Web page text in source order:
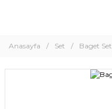
Anasayfa Set Baget Set